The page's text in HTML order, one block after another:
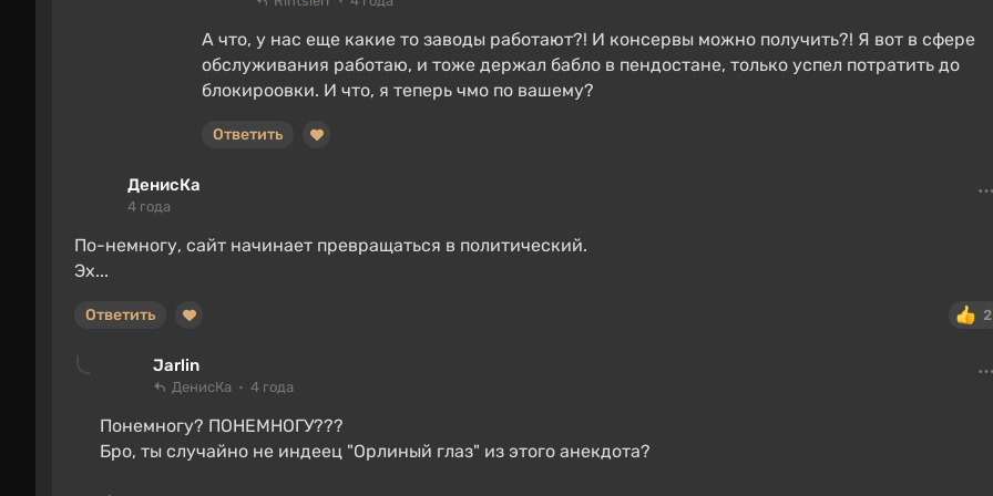
А что, у нас еще какие то заводы работают?! И консервы можно получить?! Я вот в сфере
обслуживания работаю, и тоже держал бабло в пендостане, только успел потратить до
блокироовки. И что, я теперь чмо по вашему?
Ответить
ДенисКа
4 года
По-немногу, сайт начинает превращаться в политический.
Эх...
2
Ответить
Jarlin
ДенисКа 4 года
Понемногу? ПОНЕМНОГУ???
Бро, ты случайно не индеец "Орлиный глаз" из этого анекдота?